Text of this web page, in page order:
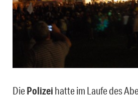
DiePolizei hatte im Laufe des